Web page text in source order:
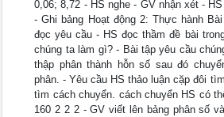
0,06; 8,72 - HS nghe - GV nhận xét -
- Ghi bảng Hoạt động 2: Thực hành
đọc yêu cầu - HS đọc thầm đề bài
chúng ta làm gì? - Bài tập yêu cầu
thập phân thành hỗn số sau đó
phân. - Yêu cầu HS thảo luận cặp đôi
tìm cách chuyển. cách chuyển HS có
160 2 2 2 - GV viết lên bảng phân số